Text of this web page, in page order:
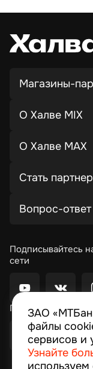
ЗАО
файлы
сервисов и
Узнайте
Магазины-
О Халве MIX
О Халве MAX
Стать
Вопрос-ответ
Подписывайтесь
сети
Приложение Moby